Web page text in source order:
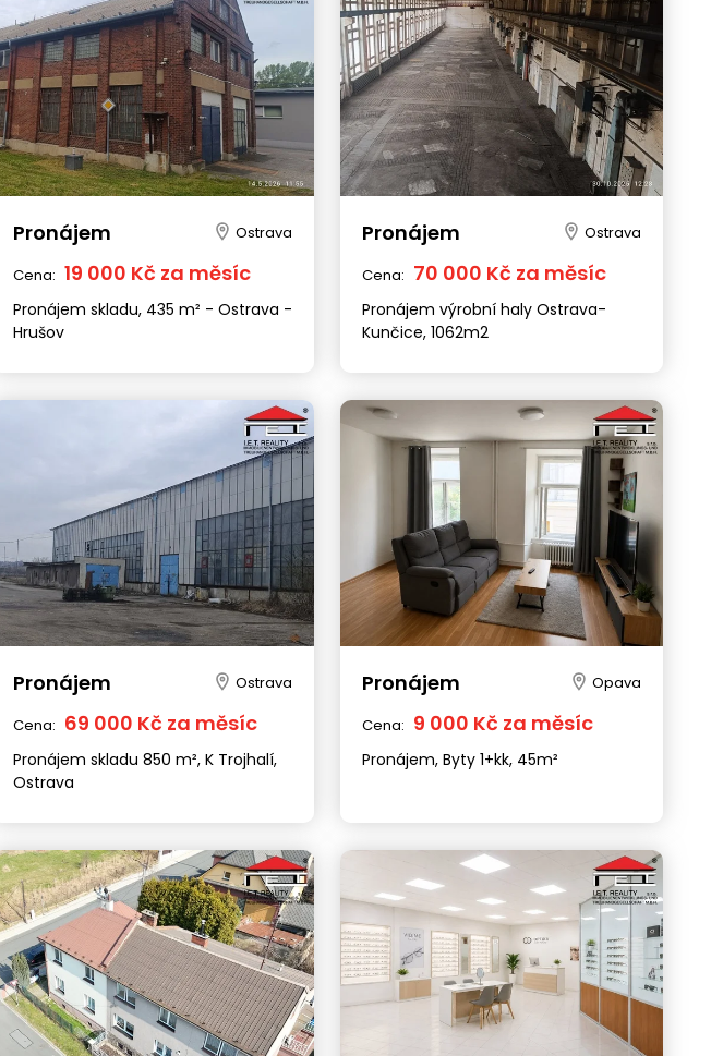
Pronájem Ostrava
Cena: 19 000 Kč za měsíc
Pronájem skladu, 435 m² - Ostrava -
Hrušov
Pronájem Ostrava
Cena: 70 000 Kč za měsíc
Pronájem výrobní haly Ostrava-
Kunčice, 1062m2
Pronájem Ostrava
Cena: 69 000 Kč za měsíc
Pronájem skladu 850 m², K Trojhalí,
Ostrava
Pronájem Opava
Cena: 9 000 Kč za měsíc
Pronájem, Byty 1+kk, 45m²
Praha Ostrava